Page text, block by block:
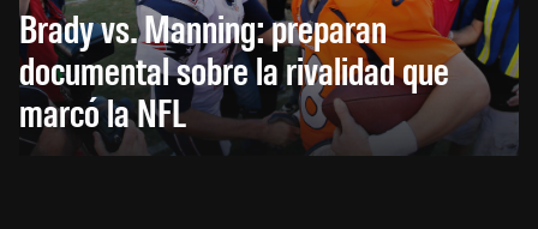
Brady vs. Manning: preparan
documental sobre la rivalidad que
marcó la NFL